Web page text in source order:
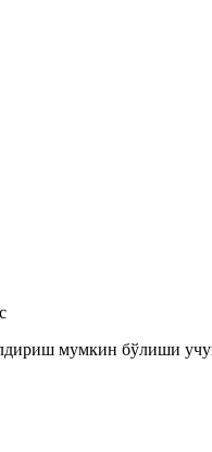
мумкин бўлиши